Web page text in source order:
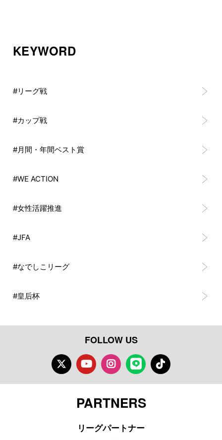
KEYWORD
#リーグ戦
#カップ戦
#月間・年間ベスト賞
#WE ACTION
#女性活躍推進
#JFA
#なでしこリーグ
#皇后杯
FOLLOW US
TwitterYoutubeInstagram
LINE TikTok
PARTNERS
リーグパートナー